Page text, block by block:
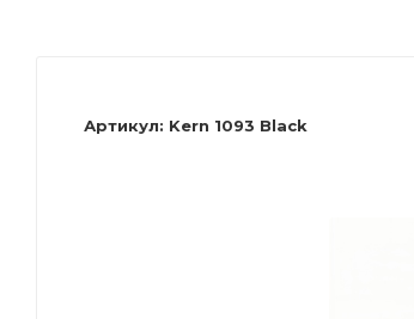
Артикул: Kern 1093 Black